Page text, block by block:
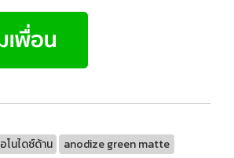
อโนไดซ์ด้าน
anodize green matte